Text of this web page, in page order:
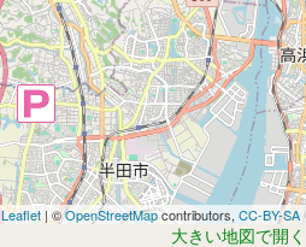
Leaflet| ©OpenStreetMapcontributors, CC-BY-SA
大きい地図で開く